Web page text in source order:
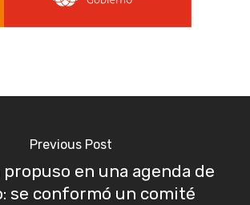
Previous Post
en una agenda de
se conformó un comité